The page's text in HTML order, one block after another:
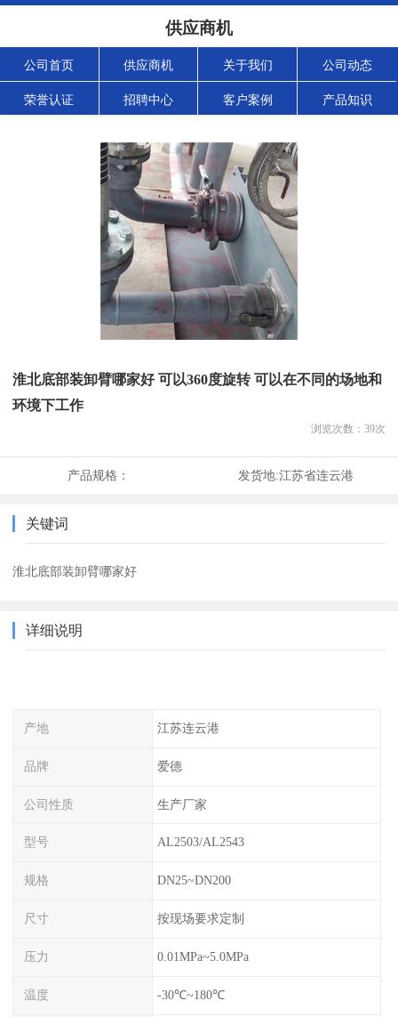
供应商机
公司首页 供应商机 关于我们 公司动态
荣誉认证 招聘中心 客户案例 产品知识
淮北底部装卸臂哪家好 可以360度旋转 可以在不同的场地和
环境下工作
浏览次数： 39次
产品规格： 发货地:江苏省连云港
关键词
淮北底部装卸臂哪家好
详细说明
产地 江苏连云港
品牌 爱德
公司性质 生产厂家
型号 AL2503/AL2543
规格 DN25~DN200
尺寸 按现场要求定制
压力 0.01MPa~5.0MPa
温度 -30℃~180℃